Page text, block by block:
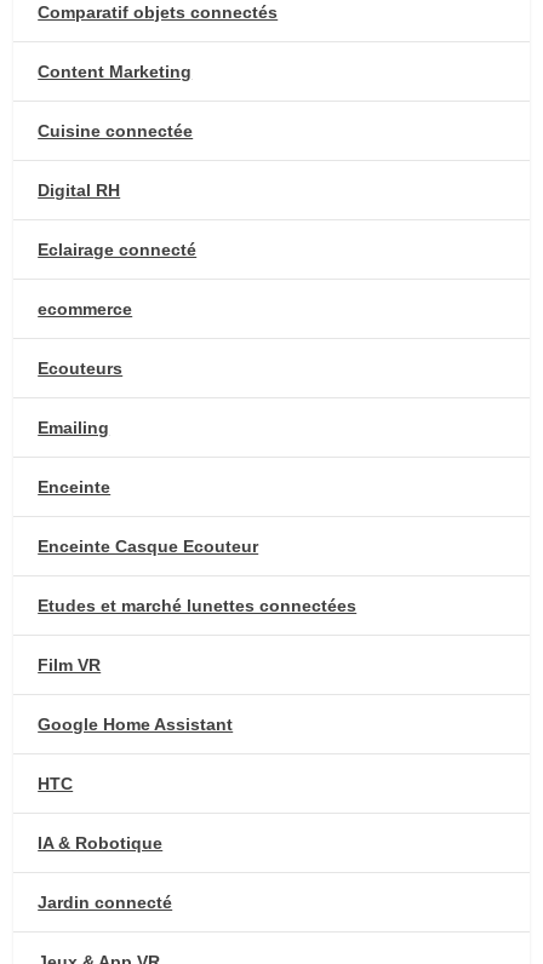
Comparatif objets connectés
Content Marketing
Cuisine connectée
Digital RH
Eclairage connecté
ecommerce
Ecouteurs
Emailing
Enceinte
Enceinte Casque Ecouteur
Etudes et marché lunettes connectées
Film VR
Google Home Assistant
HTC
IA & Robotique
Jardin connecté